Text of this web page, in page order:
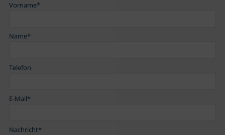
Vorname*
Name*
Telefon
E-Mail*
Nachricht*